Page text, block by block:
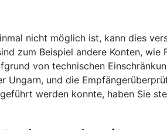
nicht möglich ist, kann dies
zum Beispiel andere Konten,
von technischen
Ungarn, und die
werden konnte, haben Sie